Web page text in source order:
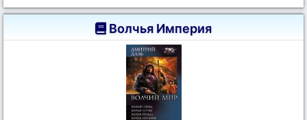
Волчья Империя